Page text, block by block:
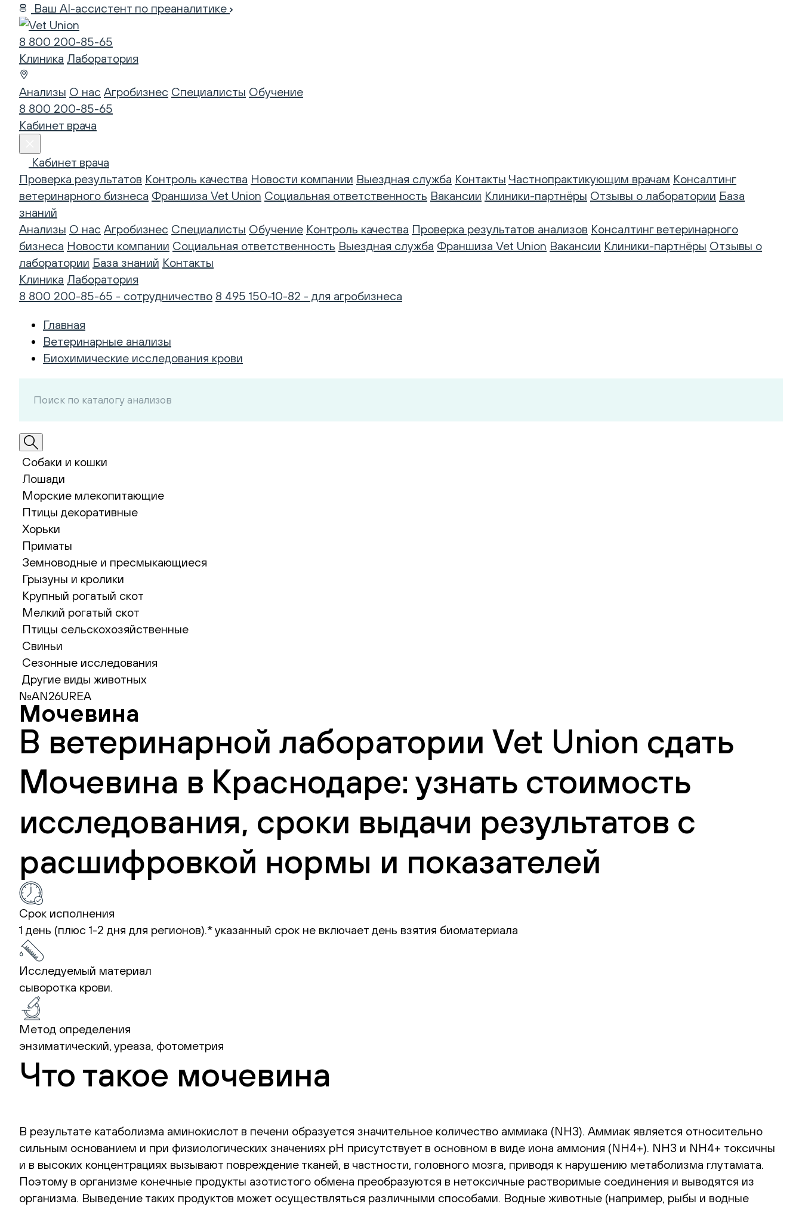
Ваш AI-ассистент по преаналитике
8 800 200-85-65
Клиника Лаборатория
Анализы О нас Агробизнес Специалисты Обучение
8 800 200-85-65
Кабинет врача
Кабинет врача
Проверка результатов Контроль качества Новости компании Выездная служба Контакты Частнопрактикующим врачам Консалтинг
ветеринарного бизнеса Франшиза Vet Union Социальная ответственность Вакансии Клиники-партнёры Отзывы о лаборатории База
знаний
Анализы О нас Агробизнес Специалисты Обучение Контроль качества Проверка результатов анализов Консалтинг ветеринарного
бизнеса Новости компании Социальная ответственность Выездная служба Франшиза Vet Union Вакансии Клиники-партнёры Отзывы о
лаборатории База знаний Контакты
Клиника Лаборатория
8 800 200-85-65 - сотрудничество 8 495 150-10-82 - для агробизнеса
Главная
Ветеринарные анализы
Биохимические исследования крови
Собаки и кошки
Лошади
Морские млекопитающие
Птицы декоративные
Хорьки
Приматы
Земноводные и пресмыкающиеся
Грызуны и кролики
Крупный рогатый скот
Мелкий рогатый скот
Птицы сельскохозяйственные
Свиньи
Сезонные исследования
Другие виды животных
№AN26UREA
Мочевина
В ветеринарной лаборатории Vet Union сдать
Мочевина в Краснодаре: узнать стоимость
исследования, сроки выдачи результатов с
расшифровкой нормы и показателей
Срок исполнения
1 день (плюс 1-2 дня для регионов).*указанный срок не включает день взятия биоматериала
Исследуемый материал
сыворотка крови.
Метод определения
энзиматический, уреаза, фотометрия
Что такое мочевина
В результате катаболизма аминокислот в печени образуется значительное количество аммиака (NH3). Аммиак является относительно
сильным основанием и при физиологических значениях рН присутствует в основном в виде иона аммония (NH4+). NH3 и NH4+ токсичны
и в высоких концентрациях вызывают повреждение тканей, в частности, головного мозга, приводя к нарушению метаболизма глутамата.
Поэтому в организме конечные продукты азотистого обмена преобразуются в нетоксичные растворимые соединения и выводятся из
организма. Выведение таких продуктов может осуществляться различными способами. Водные животные (например, рыбы и водные